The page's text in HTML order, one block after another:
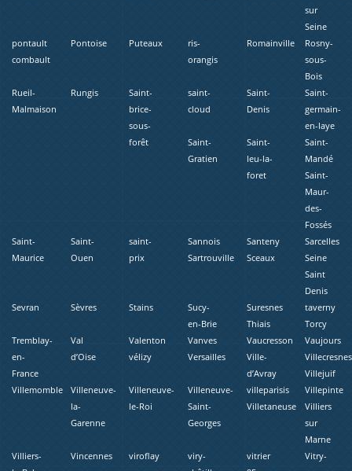
sur
Seine
pontault
combault
Pontoise Puteaux
ris-
orangis
Romainville
Rosny-
sous-
Bois
Rueil-
Malmaison
Rungis
Saint-
brice-
sous-
forêt
saint-
cloud
Saint-
Denis
Saint-
germain-
en-laye
Saint-
Gratien
Saint-
leu-la-
foret
Saint-
Mandé
Saint-
Maur-
des-
Fossés
Saint-
Maurice
Saint-
Ouen
saint-
prix
Sannois Santeny
Sarcelles
Sartrouville
Sceaux
Seine
Saint
Denis
Sevran
Sèvres Stains
Sucy-
en-Brie
Suresnes
taverny
Thiais
Torcy
Tremblay-
en-
France
Val
d’Oise
Valenton Vanves Vaucresson
Vaujours
vélizy
Versailles
Ville-
d’Avray
Villecresnes
Villejuif
Villemomble
Villeneuve-
la-
Garenne
Villeneuve-
le-Roi
Villeneuve-
Saint-
Georges
villeparisis
Villepinte
Villetaneuse
Villiers
sur
Marne
Villiers-
Vincennes viroflay
viry-
vitrier
Vitry-